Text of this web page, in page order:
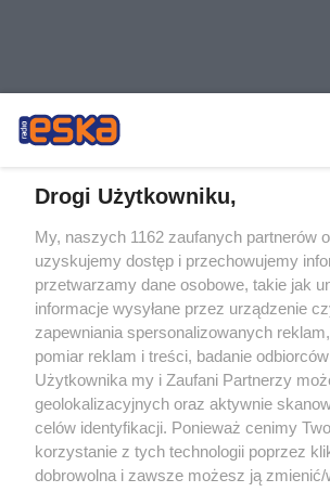
Drogi Użytkowniku,
My, naszych 1162 zaufanych partnerów
uzyskujemy dostęp i przechowujemy
przetwarzamy dane osobowe, takie jak
informacje wysyłane przez urządzenie
zapewniania spersonalizowanych
pomiar reklam i treści, badanie
Użytkownika my i Zaufani Partnerzy
geolokalizacyjnych oraz aktywnie
celów identyfikacji. Ponieważ cenimy
korzystanie z tych technologii poprzez
dobrowolna i zawsze możesz ją